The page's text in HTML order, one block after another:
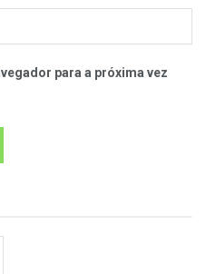
para a próxima vez